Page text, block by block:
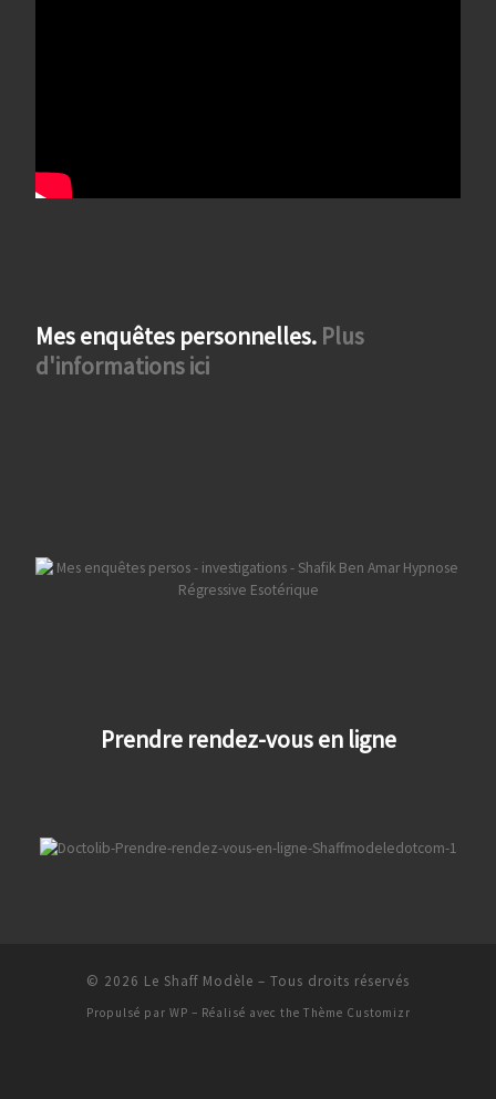
Mes enquêtes personnelles. Plus
d'informations ici
Prendre rendez-vous en ligne
© 2026 Le Shaff Modèle – Tous droits réservés
Propulsé par WP – Réalisé avec the Thème Customizr